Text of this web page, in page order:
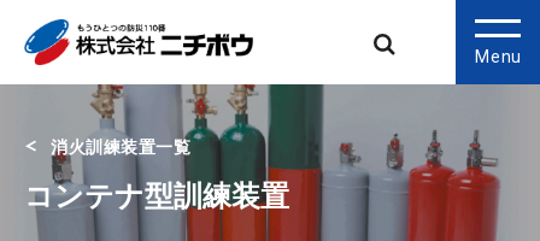
Menu
消火訓練装置一覧
コンテナ型訓練装置